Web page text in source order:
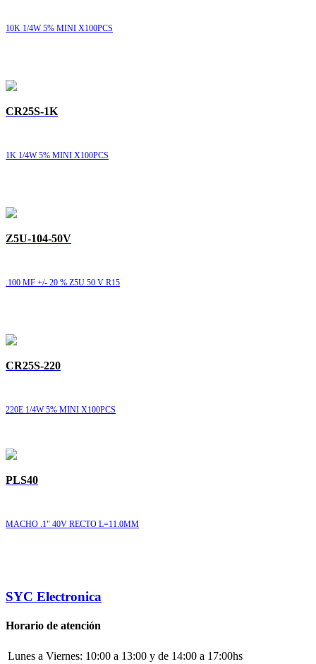
10K 1/4W 5% MINI X100PCS
CR25S-1K
1K 1/4W 5% MINI X100PCS
Z5U-104-50V
.100 MF +/- 20 % Z5U 50 V R15
CR25S-220
220E 1/4W 5% MINI X100PCS
PLS40
MACHO .1" 40V RECTO L=11.0MM
SYC Electronica
Horario de atención
Lunes a Viernes: 10:00 a 13:00 y de 14:00 a 17:00hs